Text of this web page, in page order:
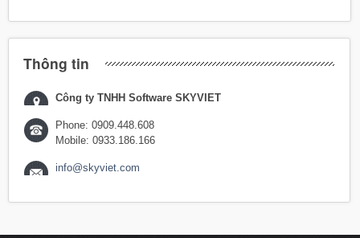
Thông tin
Công ty TNHH Software SKYVIET
Phone: 0909.448.608
Mobile: 0933.186.166
info@skyviet.com